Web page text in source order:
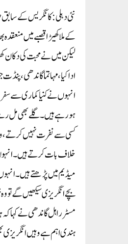
نئی دہلی: کانگریس کے
کے ملاکھیڑا قصبے میں
لیکن میں نے محبت کی دکان
ادا کیا، مہاتما گاندھی،
انہوں نے کنیا کماری سے
ہورہے ہیں۔ گلے بھی مل
کسی سے نفرت نہیں کرتے ،
خلاف بات کرتے ہیں۔
میڈیم میں پڑھتے ہیں۔
بچے انگریزی سیکھیں گے تو
مسٹر راہل گاندھی نے کہا
ہندی اہم ہے وہیں